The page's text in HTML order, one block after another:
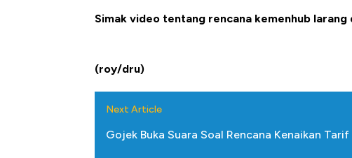
Simak video tentang rencana kemenhub
(roy/dru)
Next Article
Gojek Buka Suara Soal Rencana Kenaikan Tarif